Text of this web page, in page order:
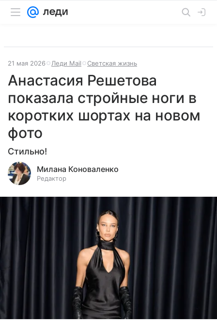
21 мая 2026 Леди Mail Светская жизнь
Анастасия Решетова
показала стройные ноги в
коротких шортах на новом
фото
Стильно!
Милана Коноваленко
Редактор